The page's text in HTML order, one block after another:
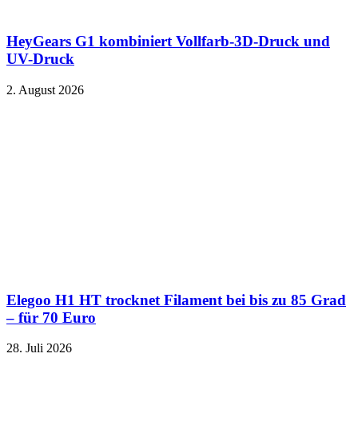
HeyGears G1 kombiniert Vollfarb-3D-Druck und
UV-Druck
2. August 2026
Elegoo H1 HT trocknet Filament bei bis zu 85 Grad
– für 70 Euro
28. Juli 2026